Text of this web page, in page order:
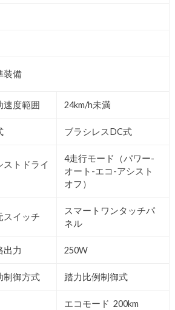
装備
速度範囲 24km/h未満
ブラシレスDC式
ストドライ
4走行モード（パワー-
オート-エコ-アシスト
オフ）
スイッチ
スマートワンタッチパ
ネル
出力 250W
制御方式 踏力比例制御式
エコモード 200km